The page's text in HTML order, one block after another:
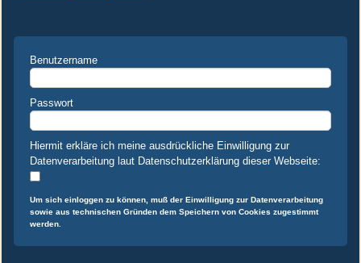
Benutzername
Passwort
Hiermit erkläre ich meine ausdrückliche Einwilligung zur
Datenverarbeitung laut Datenschutzerklärung dieser Webseite:
Um sich einloggen zu können, muß der Einwilligung zur Datenverarbeitung
sowie aus technischen Gründen dem Speichern von Cookies zugestimmt
werden.